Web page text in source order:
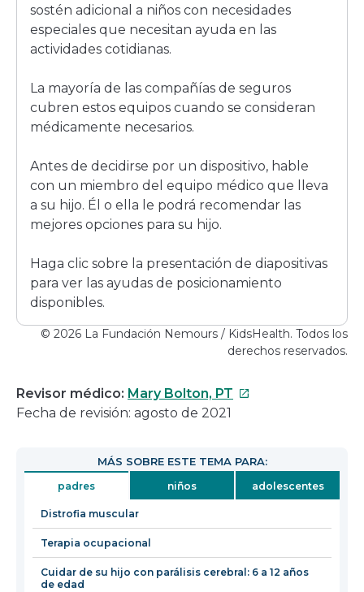
sostén adicional a niños con necesidades
especiales que necesitan ayuda en las
actividades cotidianas.
La mayoría de las compañías de seguros
cubren estos equipos cuando se consideran
médicamente necesarios.
Antes de decidirse por un dispositivo, hable
con un miembro del equipo médico que lleva
a su hijo. Él o ella le podrá recomendar las
mejores opciones para su hijo.
Haga clic sobre la presentación de diapositivas
para ver las ayudas de posicionamiento
disponibles.
© 2026 La Fundación Nemours / KidsHealth. Todos los
derechos reservados.
Revisor médico: Mary Bolton, PT Este
en
una
ventana
Fecha de revisión: agosto de 2021
MÁS SOBRE ESTE TEMA PARA:
padres niños adolescentes
Distrofia muscular
Terapia ocupacional
Cuidar de su hijo con parálisis cerebral: 6 a 12 años
de edad